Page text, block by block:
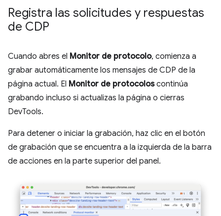
Registra las solicitudes y respuestas
de CDP
Cuando abres el Monitor de protocolo, comienza a
grabar automáticamente los mensajes de CDP de la
página actual. El Monitor de protocoloscontinúa
grabando incluso si actualizas la página o cierras
DevTools.
Para detener o iniciar la grabación, haz clic en el botón
de grabación que se encuentra a la izquierda de la barra
de acciones en la parte superior del panel.